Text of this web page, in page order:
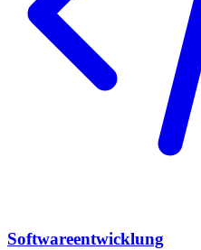
Softwareentwicklung